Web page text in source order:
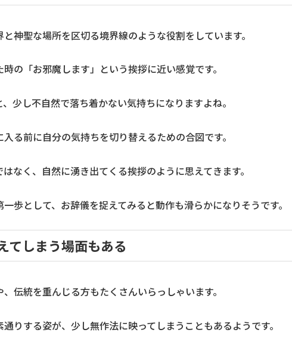
神聖な場所を区切る境界線のような役割をしています。
の「お邪魔します」という挨拶に近い感覚です。
少し不自然で落ち着かない気持ちになりますよね。
る前に自分の気持ちを切り替えるための合図です。
なく、自然に湧き出てくる挨拶のように思えてきます。
歩として、お辞儀を捉えてみると動作も滑らかになりそうです。
てしまう場面もある
伝統を重んじる方もたくさんいらっしゃいます。
りする姿が、少し無作法に映ってしまうこともあるようです。